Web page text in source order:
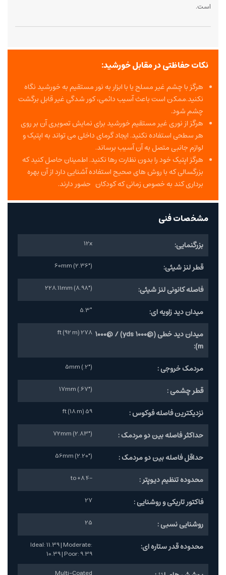
است.
نکات حفاظتی در مقابل خورشید:
هرگز با چشم غیر مسلح یا با ابزار به نور مستقیم به خورشید نگاه
نکنید.ممکن است باعث آسیب دائمی، کور شدگی غیر قابل برگشت
چشم شود.
هرگز از نوری غیر مستقیم خورشید برای نمایش تصویری آن بر روی
هر سطحی استفاده نکنید. ایجاد گرمای داخلی می تواند به اپتیک و
لوازم جانبی متصل به آن آسیب برساند.
هرگز اپتیک خود را بدون نظارت رها نکنید. اطمینان حاصل کنید که
بزرگسالی که با روش های صحیح استفاده آشنایی دارد از آن بهره
برداری کند به خصوص زمانی که کودکان حضور دارند.
مشخصات فنی
بزرگنمایی: 12x
قطر لنز شیئی: 60mm (2.36")
فاصله کانونی لنز شیئی: 228.11mm (8.98")
میدان دید زاویه ای: 5.3°
میدان دید خطی (@1000 yds) / @1000
m):
278 ft (92 m)
مردمک خروجی : 5mm (.2")
قطر چشمی : 17mm (.67")
نزدیکترین فاصله فوکوس : 59 ft (18 m)
حداکثر فاصله بین دو مردمک : 72mm (2.83")
حداقل فاصله بین دو مردمک : 56mm (2.20")
محدوده تنظیم دیوپتر : -4 to +8
فاکتور تاریکی و روشنایی : 27
روشنایی نسبی : 25
محدوده قدر ستاره ای:
Ideal: 11.39 | Moderate:
10.39 | Poor: 9.39